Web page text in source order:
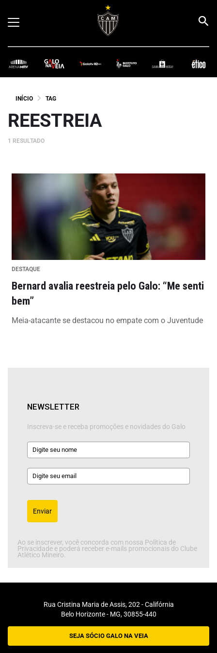
INÍCIO TAG
REESTREIA
1 RESULTADO
DESTAQUE
Bernard avalia reestreia pelo Galo: “Me senti
bem”
Meia-atacante se destacou no empate com o Juventude
NEWSLETTER
Inscreva-se e receba promoções e novidades do Galo
Enviar
Ao se inscrever, você concorda com nossa Política de
Privacidade e poderá receber e-mails promocionais do Clube
Atlético Mineiro.
Rua Cristina Maria de Assis, 202 - Califórnia
Belo Horizonte - MG, 30855-440
SEJA SÓCIO GALO NA VEIA